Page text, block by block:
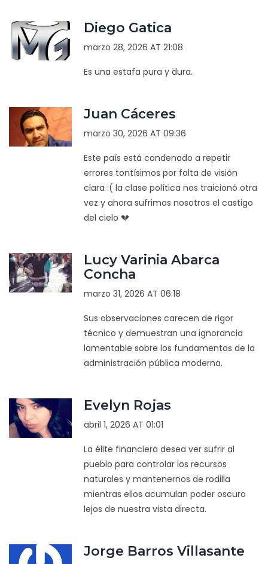
Diego Gatica
marzo 28, 2026 AT 21:08
Es una estafa pura y dura.
Juan Cáceres
marzo 30, 2026 AT 09:36
Este país está condenado a repetir
errores tontísimos por falta de visión
clara :( la clase política nos traicionó otra
vez y ahora sufrimos nosotros el castigo
del cielo 💔
Lucy Varinia Abarca
Concha
marzo 31, 2026 AT 06:18
Sus observaciones carecen de rigor
técnico y demuestran una ignorancia
lamentable sobre los fundamentos de la
administración pública moderna.
Evelyn Rojas
abril 1, 2026 AT 01:01
La élite financiera desea ver sufrir al
pueblo para controlar los recursos
naturales y mantenernos de rodilla
mientras ellos acumulan poder oscuro
lejos de nuestra vista directa.
Jorge Barros Villasante